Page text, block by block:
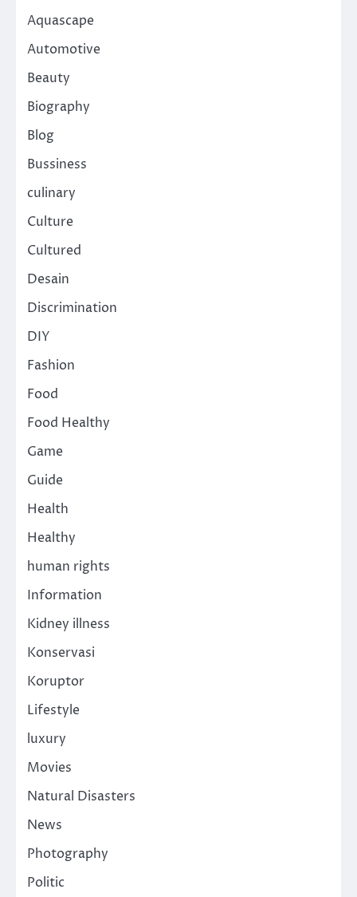
Aquascape
Automotive
Beauty
Biography
Blog
Bussiness
culinary
Culture
Cultured
Desain
Discrimination
DIY
Fashion
Food
Food Healthy
Game
Guide
Health
Healthy
human rights
Information
Kidney illness
Konservasi
Koruptor
Lifestyle
luxury
Movies
Natural Disasters
News
Photography
Politic